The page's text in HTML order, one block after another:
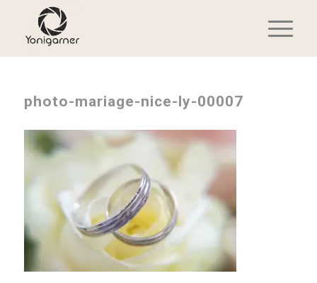
photo-mariage-nice-ly-00007